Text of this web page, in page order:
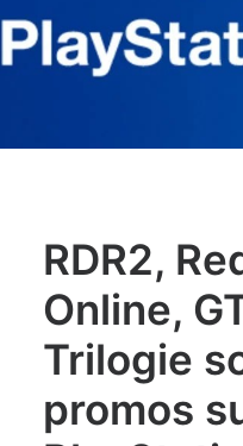
RDR2,
Online,
Trilogie
promos